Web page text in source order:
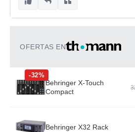
OFERTAS EN
-32%
Behringer X-Touch
Compact
Behringer X32 Rack